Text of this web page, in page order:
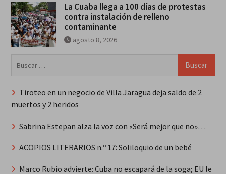
La Cuaba llega a 100 días de protestas
contra instalación de relleno
contaminante
agosto 8, 2026
Tiroteo en un negocio de Villa Jaragua deja saldo de 2
muertos y 2 heridos
Sabrina Estepan alza la voz con «Será mejor que no»…
ACOPIOS LITERARIOS n.º 17: Soliloquio de un bebé
Marco Rubio advierte: Cuba no escapará de la soga; EU le